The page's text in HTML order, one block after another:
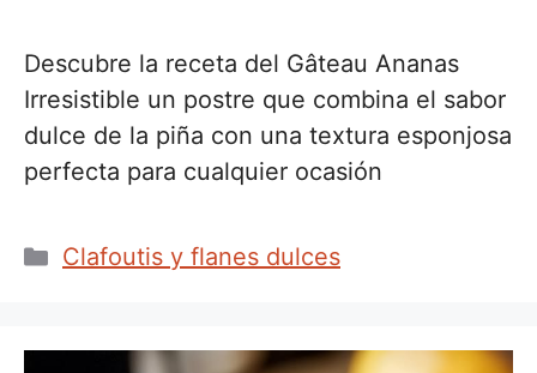
Descubre la receta del Gâteau Ananas
Irresistible un postre que combina el sabor
dulce de la piña con una textura esponjosa
perfecta para cualquier ocasión
Categorías
Clafoutis y flanes dulces